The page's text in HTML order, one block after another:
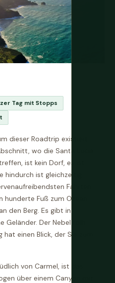
Tag mit Stopps
dieser Roadtrip existiert.
wo die Santa Lucia
ist kein Dorf, es ist
hindurch ist gleichzeitig
Fahrten
hunderte Fuß zum Ozean.
den Berg. Es gibt in
Der Nebel rollt
einen Blick, der Sie zum
von Carmel, ist das
über einem Canyon mit